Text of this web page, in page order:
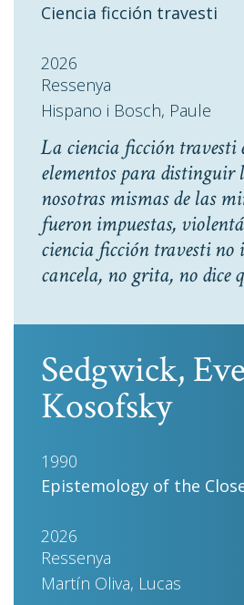
Ciencia ficción travesti
2026
Ressenya
Hispano i Bosch, Paule
La ciencia ficción travesti
elementos para distinguir
nosotras mismas de las
fueron impuestas,
ciencia ficción travesti no
cancela, no grita, no dice
Sedgwick, Eve
Kosofsky
1990
Epistemology of the
2026
Ressenya
Martín Oliva, Lucas